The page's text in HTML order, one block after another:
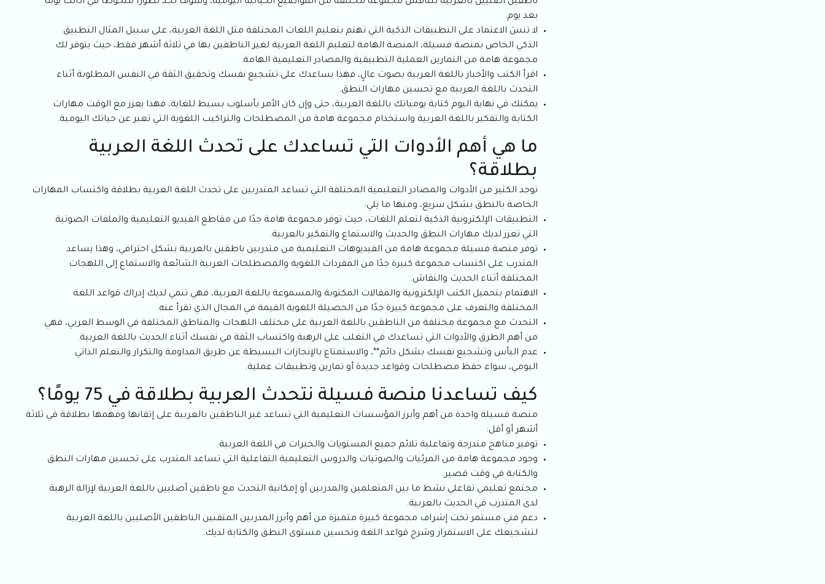
بعد يوم.
لا تنسَ الاعتماد على التطبيقات الذكية التي تهتم بتعليم اللغات المختلفة مثل اللغة العربية، على سبيل المثال التطبيق
الذكي الخاص بمنصة فسيلة، المنصة الهامة لتعليم اللغة العربية لغير الناطقين بها في ثلاثة أشهر فقط، حيث يتوفر لك
مجموعة هامة من التمارين العملية التطبيقية والمصادر التعليمية الهامة.
اقرأ الكتب والأخبار باللغة العربية بصوت عالٍ، فهذا يساعدك على تشجيع نفسك وتحقيق الثقة في النفس المطلوبة أثناء
التحدث باللغة العربية مع تحسين مهارات النطق.
يمكنك في نهاية اليوم كتابة يومياتك باللغة العربية، حتى وإن كان الأمر بأسلوب بسيط للغاية، فهذا يعزز مع الوقت مهارات
الكتابة والتفكير باللغة العربية واستخدام مجموعة هامة من المصطلحات والتراكيب اللغوية التي تعبر عن حياتك اليومية.
ما هي أهم الأدوات التي تساعدك على تحدث اللغة العربية
بطلاقة؟
توجد الكثير من الأدوات والمصادر التعليمية المختلفة التي تساعد المتدربين على تحدث اللغة العربية بطلاقة واكتساب المهارات
الخاصة بالنطق بشكل سريع، ومنها ما يلي:
التطبيقات الإلكترونية الذكية لتعلم اللغات، حيث توفر مجموعة هامة جدًا من مقاطع الفيديو التعليمية والملفات الصوتية
التي تعزز لديك مهارات النطق والحديث والاستماع والتفكير بالعربية.
توفر منصة فسيلة مجموعة هامة من الفيديوهات التعليمية من متدربين ناطقين بالعربية بشكل احترافي، وهذا يساعد
المتدرب على اكتساب مجموعة كبيرة جدًا من المفردات اللغوية والمصطلحات العربية الشائعة والاستماع إلى اللهجات
المختلفة أثناء الحديث والنقاش.
الاهتمام بتحميل الكتب الإلكترونية والمقالات المكتوبة والمسموعة باللغة العربية، فهي تنمي لديك إدراك قواعد اللغة
المختلفة والتعرف على مجموعة كبيرة جدًا من الحصيلة اللغوية القيمة في المجال الذي تقرأ عنه.
التحدث مع مجموعة مختلفة من الناطقين باللغة العربية على مختلف اللهجات والمناطق المختلفة في الوسط العربي، فهي
من أهم الطرق والأدوات التي تساعدك في التغلب على الرهبة واكتساب الثقة في نفسك أثناء الحديث باللغة العربية.
عدم اليأس وتشجيع نفسك بشكل دائم**، والاستمتاع بالإنجازات البسيطة عن طريق المداومة والتكرار والتعلم الذاتي
اليومي، سواء حفظ مصطلحات وقواعد جديدة أو تمارين وتطبيقات عملية.
كيف تساعدنا منصة فسيلة نتحدث العربية بطلاقة في 75 يومًا؟
منصة فسيلة واحدة من أهم وأبرز المؤسسات التعليمية التي تساعد غير الناطقين بالعربية على إتقانها وفهمها بطلاقة في ثلاثة
أشهر أو أقل:
توفير مناهج متدرجة وتفاعلية تلائم جميع المستويات والخبرات في اللغة العربية.
وجود مجموعة هامة من المرئيات والصوتيات والدروس التعليمية التفاعلية التي تساعد المتدرب على تحسين مهارات النطق
والكتابة في وقت قصير.
مجتمع تعليمي تفاعلي نشط ما بين المتعلمين والمدربين أو إمكانية التحدث مع ناطقين أصليين باللغة العربية لإزالة الرهبة
لدى المتدرب في الحديث بالعربية.
دعم فني مستمر تحت إشراف مجموعة كبيرة متميزة من أهم وأبرز المدربين المتقنين الناطقين الأصليين باللغة العربية
لتشجيعك على الاستمرار وشرح قواعد اللغة وتحسين مستوى النطق والكتابة لديك.